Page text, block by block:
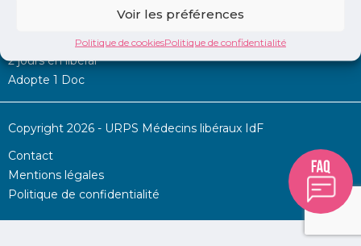
Voir les préférences
Politique de cookiesPolitique de confidentialité
Permanence d’aide à l’installation
2 jours en libéral
Adopte 1 Doc
Copyright 2026 - URPS Médecins libéraux IdF
Contact
Mentions légales
Politique de confidentialité